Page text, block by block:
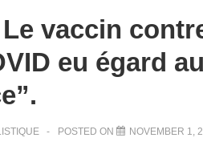
vaccin
eu égard
POSTED ON NOVEMBER 1,